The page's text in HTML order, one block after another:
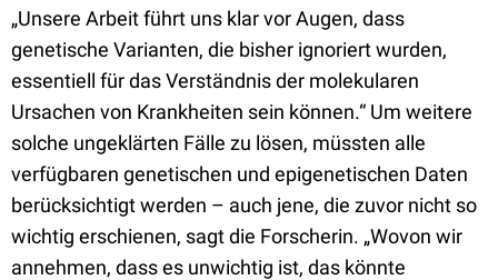
„Unsere Arbeit führt uns klar vor Augen, dass
genetische Varianten, die bisher ignoriert wurden,
essentiell für das Verständnis der molekularen
Ursachen von Krankheiten sein können.“ Um weitere
solche ungeklärten Fälle zu lösen, müssten alle
verfügbaren genetischen und epigenetischen Daten
berücksichtigt werden – auch jene, die zuvor nicht so
wichtig erschienen, sagt die Forscherin. „Wovon wir
annehmen, dass es unwichtig ist, das könnte